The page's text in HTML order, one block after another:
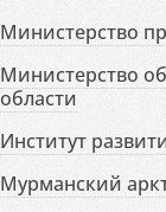
Министерство
Министерство
области
Институт
Мурманский